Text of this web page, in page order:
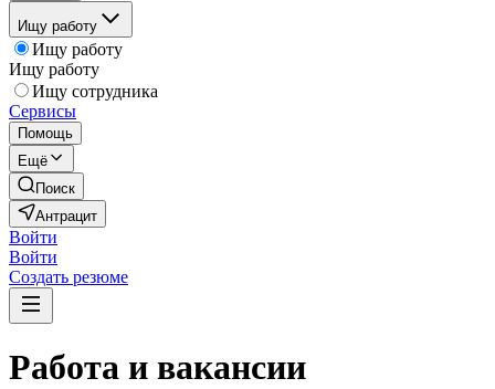
Ищу работу
Ищу работу
Ищу работу
Ищу сотрудника
Сервисы
Помощь
Ещё
Поиск
Антрацит
Войти
Войти
Создать резюме
Работа и вакансии